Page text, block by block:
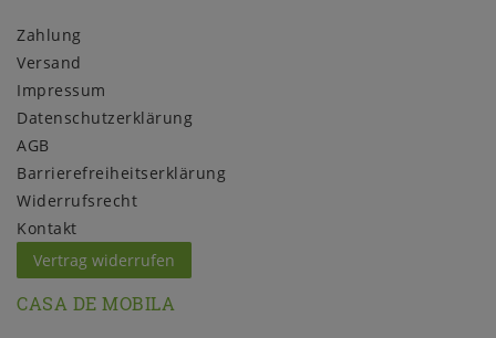
Zahlung
Versand
Impressum
Daten­schutz­erklärung
AGB
Barrierefreiheitserklärung
Widerrufs­recht
Kontakt
Vertrag widerrufen
CASA DE MOBILA